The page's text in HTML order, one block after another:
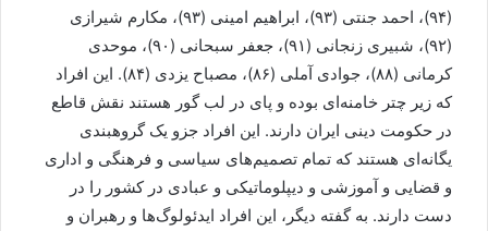
(۹۴)، احمد جنتی (۹۳)، ابراهیم امینی (۹۳)، مکارم شیرازی
(۹۲)، شبیری زنجانی (۹۱)، جعفر سبحانی (۹۰)، موحدی
کرمانی (۸۸)، جوادی آملی (۸۶)، مصباح یزدی (۸۴). این افراد
که زیر چتر خامنه‌ای بوده و پای در لب گور هستند نقش قاطع
در حکومت دینی ایران دارند. این افراد جزو یک گروهبندی
یگانه‌ای هستند که تمام تصمیم‌های سیاسی و فرهنگی و اداری
و قضایی و آموزشی و دیپلوماتیکی و عبادی در کشور را در
دست دارند. به گفته دیگر، این افراد ایدئولوگ‌ها و رهبران و